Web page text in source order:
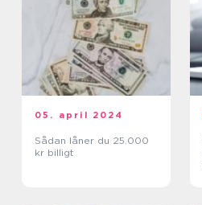
05. april 2024
Sådan låner du 25.000
kr billigt